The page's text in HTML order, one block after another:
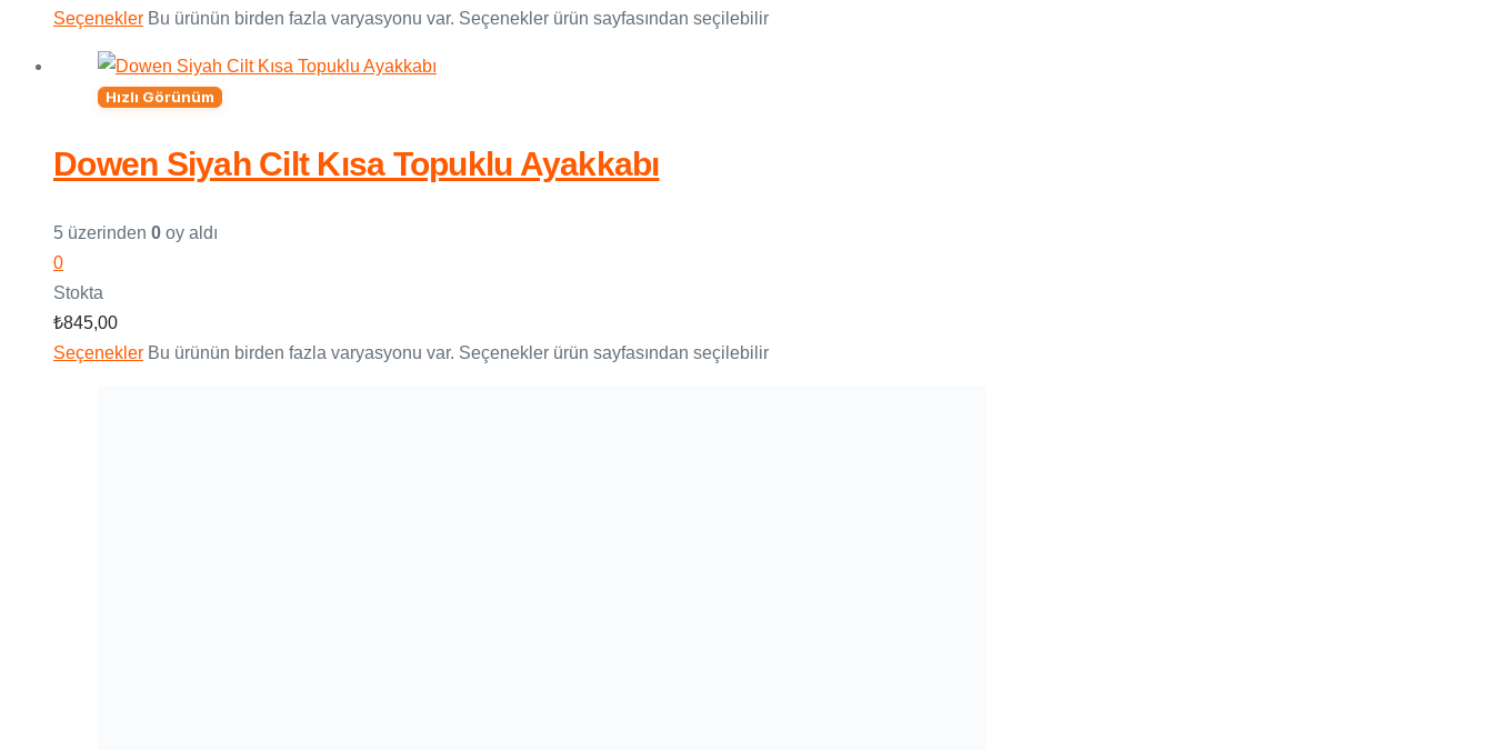
Seçenekler Bu ürünün birden fazla varyasyonu var. Seçenekler ürün sayfasından seçilebilir
Hızlı Görünüm
Dowen Siyah Cilt Kısa Topuklu Ayakkabı
5 üzerinden 0 oy aldı
0
Stokta
₺845,00
Seçenekler Bu ürünün birden fazla varyasyonu var. Seçenekler ürün sayfasından seçilebilir